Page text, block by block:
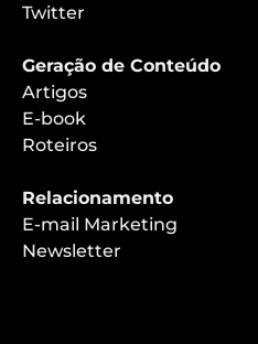
Twitter
Geração de Conteúdo
Artigos
E-book
Roteiros
Relacionamento
E-mail Marketing
Newsletter